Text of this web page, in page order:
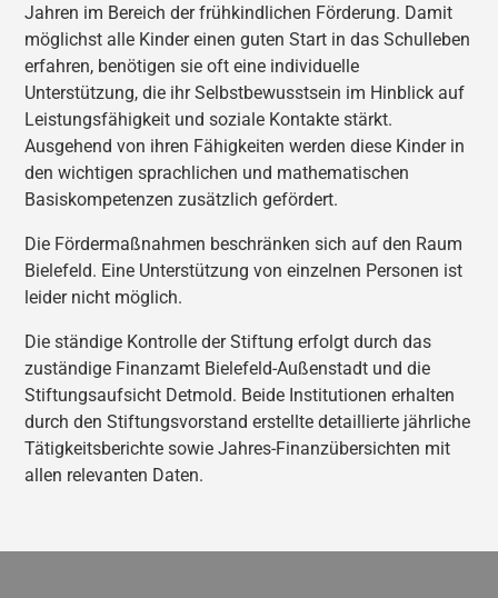
Jahren im Bereich der frühkindlichen Förderung. Damit
möglichst alle Kinder einen guten Start in das Schulleben
erfahren, benötigen sie oft eine individuelle
Unterstützung, die ihr Selbstbewusstsein im Hinblick auf
Leistungsfähigkeit und soziale Kontakte stärkt.
Ausgehend von ihren Fähigkeiten werden diese Kinder in
den wichtigen sprachlichen und mathematischen
Basiskompetenzen zusätzlich gefördert.
Die Fördermaßnahmen beschränken sich auf den Raum
Bielefeld. Eine Unterstützung von einzelnen Personen ist
leider nicht möglich.
Die ständige Kontrolle der Stiftung erfolgt durch das
zuständige Finanzamt Bielefeld-Außenstadt und die
Stiftungsaufsicht Detmold. Beide Institutionen erhalten
durch den Stiftungsvorstand erstellte detaillierte jährliche
Tätigkeitsberichte sowie Jahres-Finanzübersichten mit
allen relevanten Daten.